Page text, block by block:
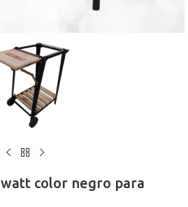
color negro para